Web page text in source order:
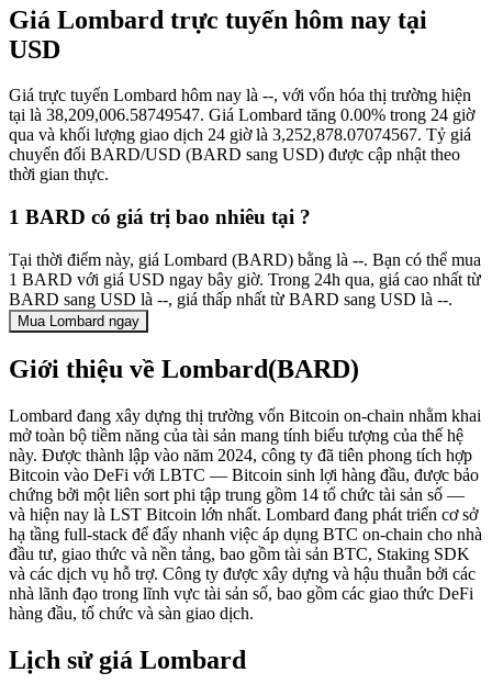
Giá Lombard trực tuyến hôm nay tại
USD
Giá trực tuyến Lombard hôm nay là --, với vốn hóa thị trường hiện
tại là 38,209,006.58749547. Giá Lombard tăng 0.00% trong 24 giờ
qua và khối lượng giao dịch 24 giờ là 3,252,878.07074567. Tỷ giá
chuyển đổi BARD/USD (BARD sang USD) được cập nhật theo
thời gian thực.
1 BARD có giá trị bao nhiêu tại ?
Tại thời điểm này, giá Lombard (BARD) bằng là --. Bạn có thể mua
1 BARD với giá USD ngay bây giờ. Trong 24h qua, giá cao nhất từ
BARD sang USD là --, giá thấp nhất từ BARD sang USD là --.
Mua Lombard ngay
Giới thiệu về Lombard(BARD)
Lombard đang xây dựng thị trường vốn Bitcoin on-chain nhằm khai
mở toàn bộ tiềm năng của tài sản mang tính biểu tượng của thế hệ
này. Được thành lập vào năm 2024, công ty đã tiên phong tích hợp
Bitcoin vào DeFi với LBTC — Bitcoin sinh lợi hàng đầu, được bảo
chứng bởi một liên sort phi tập trung gồm 14 tổ chức tài sản số —
và hiện nay là LST Bitcoin lớn nhất. Lombard đang phát triển cơ sở
hạ tầng full-stack để đẩy nhanh việc áp dụng BTC on-chain cho nhà
đầu tư, giao thức và nền tảng, bao gồm tài sản BTC, Staking SDK
và các dịch vụ hỗ trợ. Công ty được xây dựng và hậu thuẫn bởi các
nhà lãnh đạo trong lĩnh vực tài sản số, bao gồm các giao thức DeFi
hàng đầu, tổ chức và sàn giao dịch.
Lịch sử giá Lombard